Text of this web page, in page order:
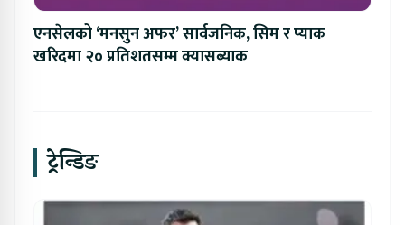
एनसेलको ‘मनसुन अफर’ सार्वजनिक, सिम र प्याक
खरिदमा २० प्रतिशतसम्म क्यासब्याक
ट्रेन्डिङ